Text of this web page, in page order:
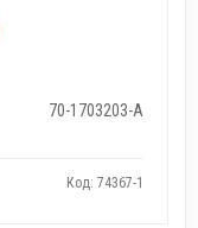
70-1703203-А
Код: 74367-1